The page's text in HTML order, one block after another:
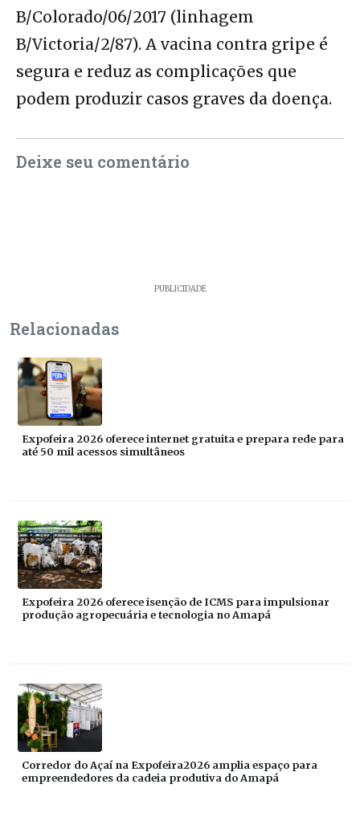
B/Colorado/06/2017 (linhagem
B/Victoria/2/87). A vacina contra gripe é
segura e reduz as complicações que
podem produzir casos graves da doença.
Deixe seu comentário
PUBLICIDADE
Relacionadas
Expofeira 2026 oferece internet gratuita e prepara rede para
até 50 mil acessos simultâneos
Expofeira 2026 oferece isenção de ICMS para impulsionar
produção agropecuária e tecnologia no Amapá
Corredor do Açaí na Expofeira2026 amplia espaço para
empreendedores da cadeia produtiva do Amapá